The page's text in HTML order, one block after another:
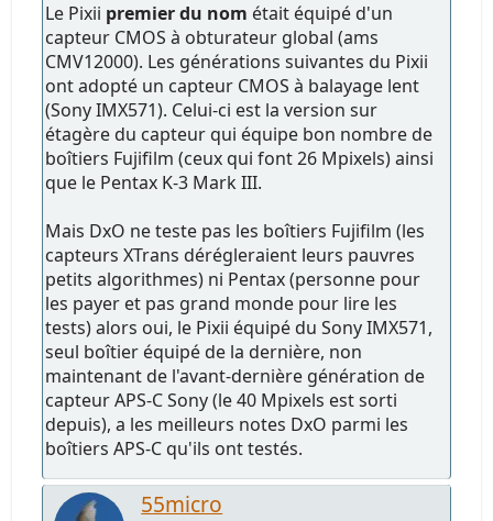
Le Pixii premier du nom était équipé d'un
capteur CMOS à obturateur global (ams
CMV12000). Les générations suivantes du Pixii
ont adopté un capteur CMOS à balayage lent
(Sony IMX571). Celui-ci est la version sur
étagère du capteur qui équipe bon nombre de
boîtiers Fujifilm (ceux qui font 26 Mpixels) ainsi
que le Pentax K-3 Mark III.
Mais DxO ne teste pas les boîtiers Fujifilm (les
capteurs XTrans dérégleraient leurs pauvres
petits algorithmes) ni Pentax (personne pour
les payer et pas grand monde pour lire les
tests) alors oui, le Pixii équipé du Sony IMX571,
seul boîtier équipé de la dernière, non
maintenant de l'avant-dernière génération de
capteur APS-C Sony (le 40 Mpixels est sorti
depuis), a les meilleurs notes DxO parmi les
boîtiers APS-C qu'ils ont testés.
55micro